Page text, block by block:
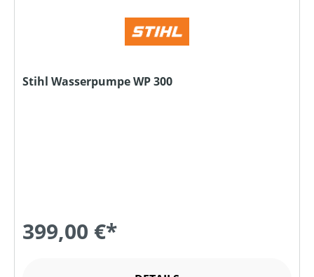
Stihl Wasserpumpe WP 300
399,00 €*